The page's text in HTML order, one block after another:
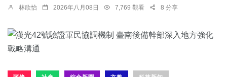
林欣怡 2026年八月08日 7,769 觀看 8 分享